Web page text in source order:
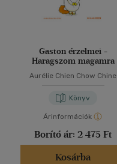
Gaston érzelmei -
Haragszom magamra
Aurélie Chien Chow Chine
Könyv
Árinformációk
Borító ár: 2 475 Ft
Kosárba